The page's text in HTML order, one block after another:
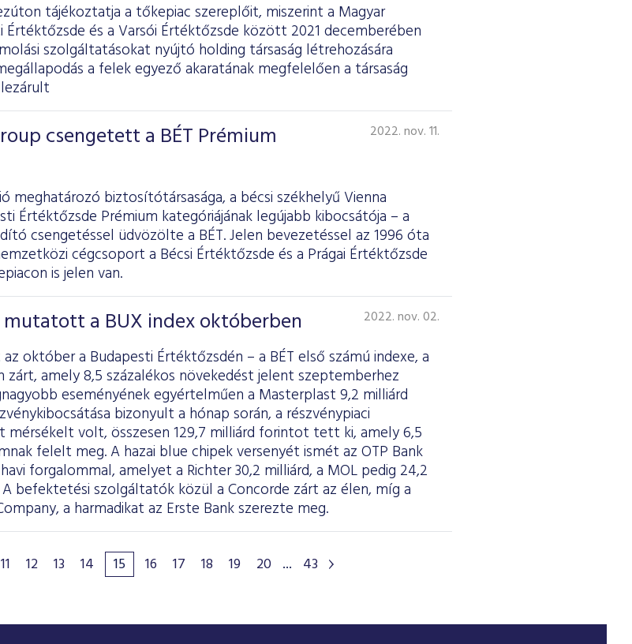
tájékoztatja a tőkepiac szereplőit, miszerint a Magyar
Értéktőzsde és a Varsói Értéktőzsde között 2021 decemberében
szolgáltatásokat nyújtó holding társaság létrehozására
a felek egyező akaratának megfelelően a társaság
csengetett a BÉT Prémium
2022. nov. 11.
meghatározó biztosítótársasága, a bécsi székhelyű Vienna
Értéktőzsde Prémium kategóriájának legújabb kibocsátója – a
csengetéssel üdvözölte a BÉT. Jelen bevezetéssel az 1996 óta
cégcsoport a Bécsi Értéktőzsde és a Prágai Értéktőzsde
is jelen van.
a BUX index októberben 2022. nov. 02.
október a Budapesti Értéktőzsdén – a BÉT első számú indexe, a
zárt, amely 8,5 százalékos növekedést jelent szeptemberhez
eseményének egyértelműen a Masterplast 9,2 milliárd
bizonyult a hónap során, a részvénypiaci
volt, összesen 129,7 milliárd forintot tett ki, amely 6,5
felelt meg. A hazai blue chipek versenyét ismét az OTP Bank
forgalommal, amelyet a Richter 30,2 milliárd, a MOL pedig 24,2
befektetési szolgáltatók közül a Concorde zárt az élen, míg a
a harmadikat az Erste Bank szerezte meg.
11 12 13 14 15 16 17 18 19 20 ... 43